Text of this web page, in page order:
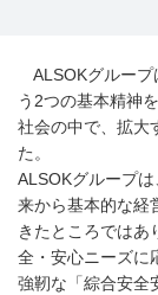
ALSOKグループ
う2つの基本精神
社会の中で、拡大
た。
ALSOKグループ
来から基本的な経
きたところではあ
全・安心ニーズに
強靭な「綜合安全